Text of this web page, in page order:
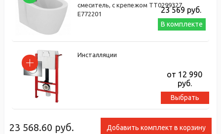
23 568.60 руб. Добавить комплект в корзину
смеситель, с крепежом TT0299327.
E772201
23 569 руб.
В комплекте
Инсталляции
от 12 990
руб.
Выбрать